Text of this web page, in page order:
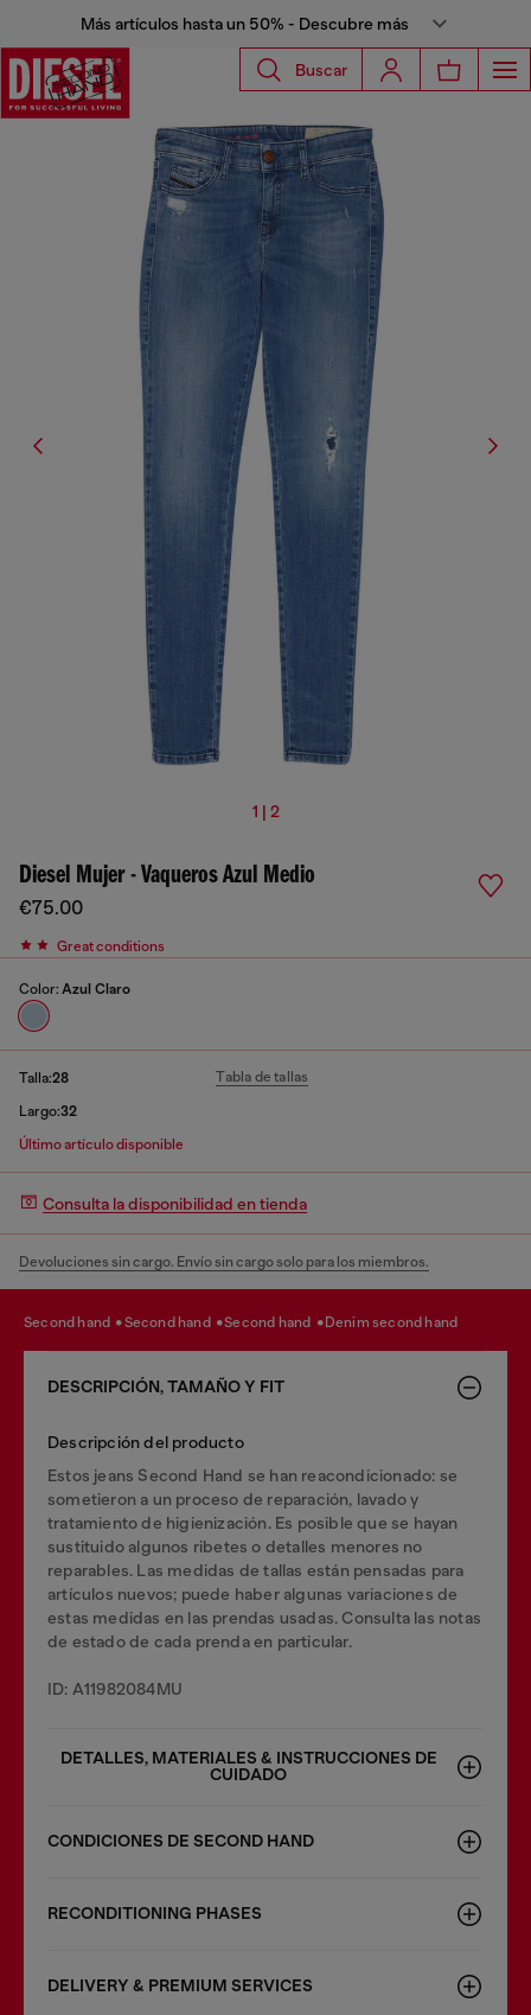
Más artículos hasta un 50% - Descubre más
Buscar
1 | 2
Diesel Mujer - Vaqueros Azul Medio
€75.00
Great conditions
Color: Azul Claro
Talla:28 Tabla de tallas
Largo:32
Último artículo disponible
Consulta la disponibilidad en tienda
Devoluciones sin cargo. Envío sin cargo solo para los miembros.
second hand second hand second hand denim second hand
DESCRIPCIÓN, TAMAÑO Y FIT
Descripción del producto
Estos jeans Second Hand se han reacondicionado: se
sometieron a un proceso de reparación, lavado y
tratamiento de higienización. Es posible que se hayan
sustituido algunos ribetes o detalles menores no
reparables. Las medidas de tallas están pensadas para
artículos nuevos; puede haber algunas variaciones de
estas medidas en las prendas usadas. Consulta las notas
de estado de cada prenda en particular.
ID: A11982084MU
DETALLES, MATERIALES & INSTRUCCIONES DE
CUIDADO
CONDICIONES DE SECOND HAND
RECONDITIONING PHASES
DELIVERY & PREMIUM SERVICES